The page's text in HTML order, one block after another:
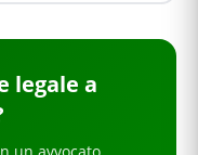
legale a